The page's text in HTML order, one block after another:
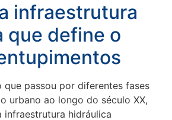
infraestrutura
que define o
que passou por diferentes fases
urbano ao longo do século XX,
infraestrutura hidráulica